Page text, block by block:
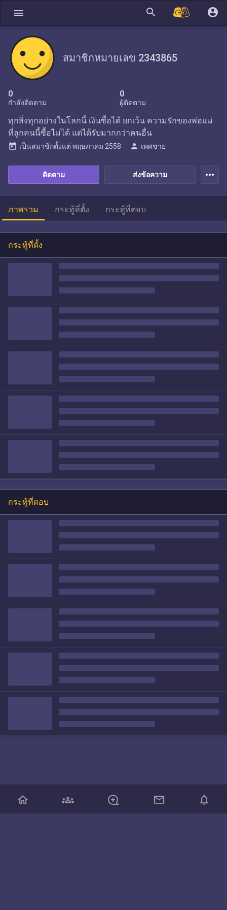
menu search account_circle
สมาชิกหมายเลข 2343865
0
กำลังติดตาม
0
ผู้ติดตาม
ส่งข้อความ
ติดตาม
ทุกสิ่งทุกอย่างในโลกนี้ เงินซื้อได้ ยกเว้น ความรักของพ่อแม่
ที่ลูกคนนี้ซื้อไม่ได้ แต่ได้รับมากกว่าคนอื่น
today เป็นสมาชิกตั้งแต่ พฤษภาคม 2558 person เพศชาย
more_horiz
ภาพรวม กระทู้ที่ตั้ง กระทู้ที่ตอบ
กระทู้ที่ตั้ง
กระทู้ที่ตอบ